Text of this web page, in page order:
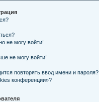
не могу войти!
не могу войти!
повторять ввод имени и пароля?
конференции»?